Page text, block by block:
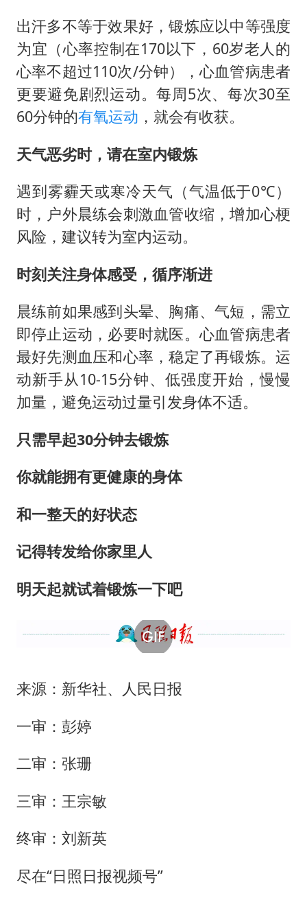
出汗多不等于效果好，锻炼应以中等强度
为宜（心率控制在170以下，60岁老人的
心率不超过110次/分钟），心血管病患者
更要避免剧烈运动。每周5次、每次30至
60分钟的有氧运动 ，就会有收获。
天气恶劣时，请在室内锻炼
遇到雾霾天或寒冷天气（气温低于0℃）
时，户外晨练会刺激血管收缩，增加心梗
风险，建议转为室内运动。
时刻关注身体感受，循序渐进
晨练前如果感到头晕、胸痛、气短，需立
即停止运动，必要时就医。心血管病患者
最好先测血压和心率，稳定了再锻炼。运
动新手从10-15分钟、低强度开始，慢慢
加量，避免运动过量引发身体不适。
只需早起30分钟去锻炼
你就能拥有更健康的身体
和一整天的好状态
记得转发给你家里人
明天起就试着锻炼一下吧
来源：新华社、人民日报
一审：彭婷
二审：张珊
三审：王宗敏
终审：刘新英
尽在“日照日报视频号”